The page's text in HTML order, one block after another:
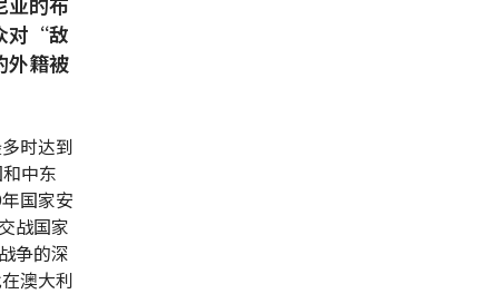
对“敌
外籍被
时达到
中东
国家安
战国家
争的深
澳大利